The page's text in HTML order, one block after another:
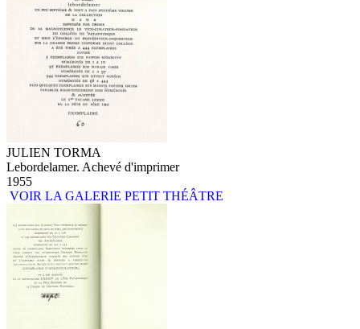
JULIEN TORMA
Lebordelamer. Achevé d'imprimer
1955
VOIR LA GALERIE PETIT THÉÂTRE